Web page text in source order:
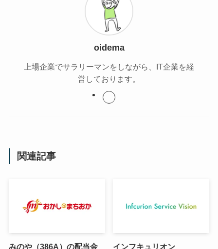
oidema
上場企業でサラリーマンをしながら、IT企業を経
営しております。
関連記事
みのや（386A）の配当金 インフキュリオン